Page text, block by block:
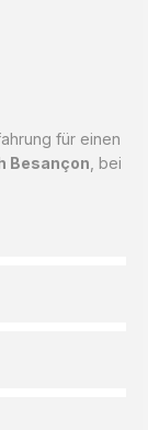
für einen
Besançon , bei